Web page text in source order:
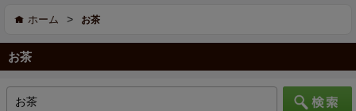
ホーム > お茶
お茶